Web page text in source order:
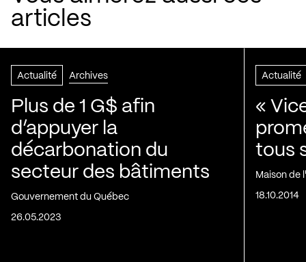
articles
Actualité Archives
Plus de 1 G$ afin
d’appuyer la
décarbonation du
secteur des bâtiments
Gouvernement du Québec
26.05.2023
Actualité
«
tous
Maison de
18.10.2014